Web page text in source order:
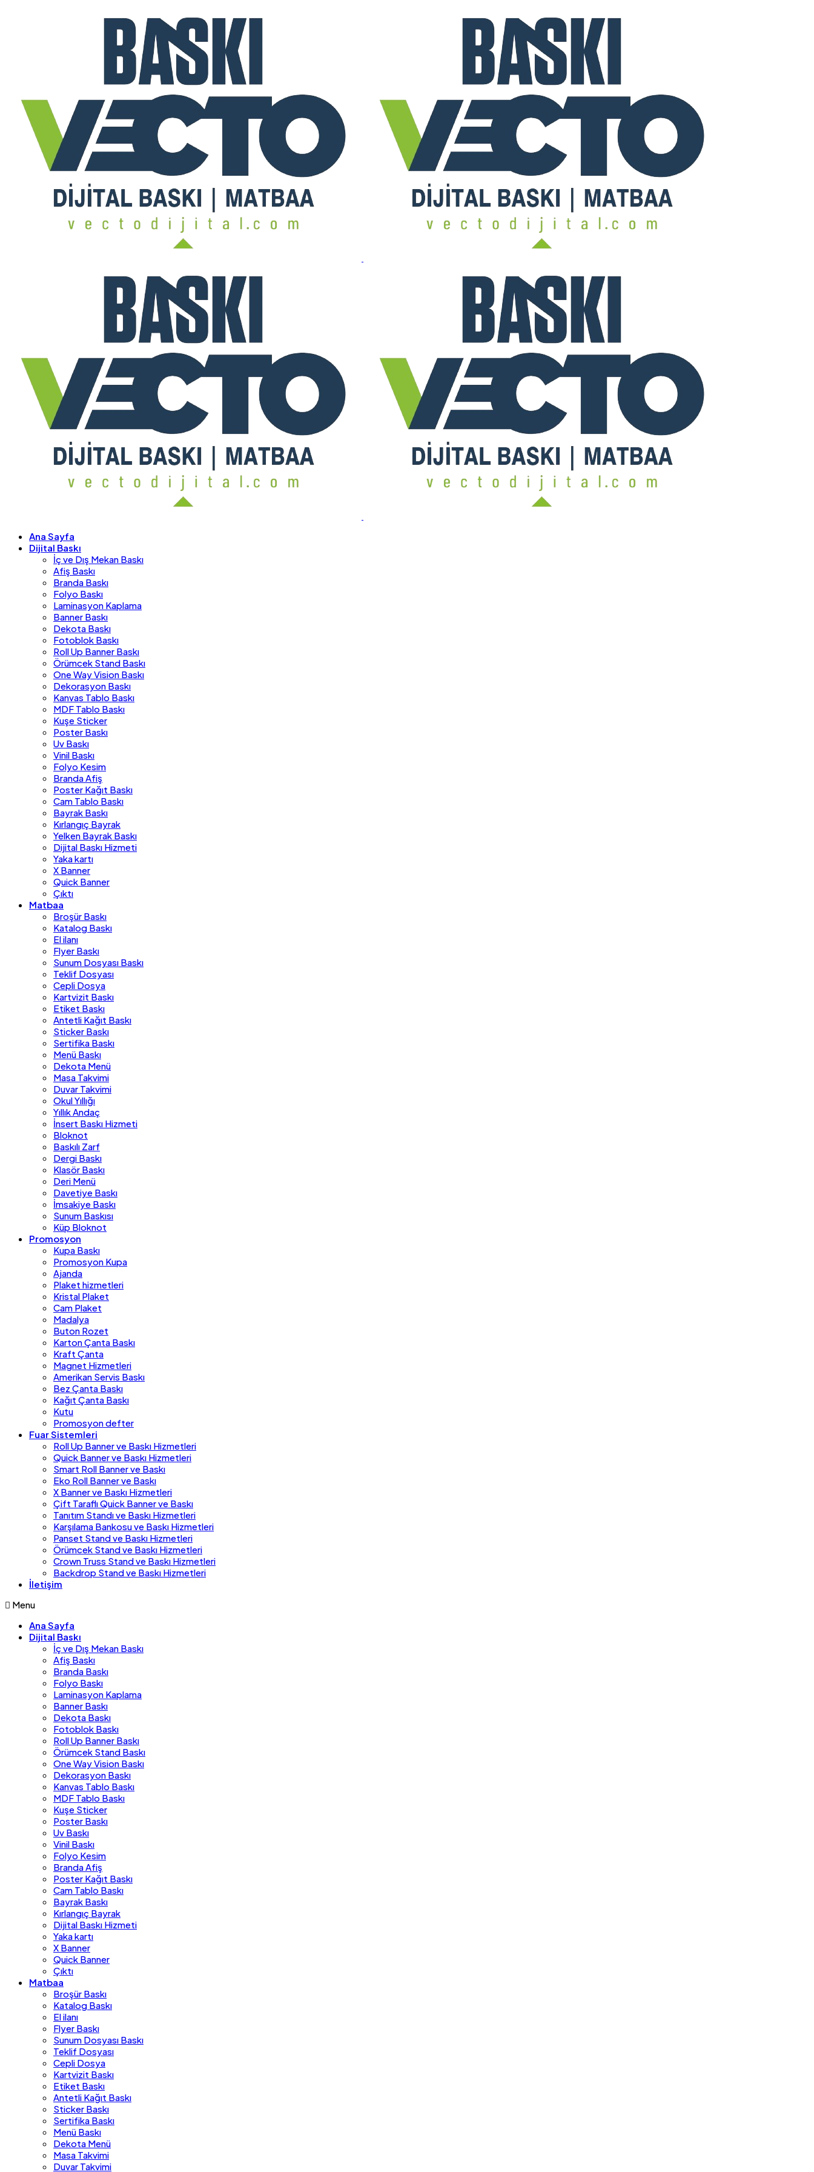
Ana Sayfa
Dijital Baskı
İç ve Dış Mekan Baskı
Afiş Baskı
Branda Baskı
Folyo Baskı
Laminasyon Kaplama
Banner Baskı
Dekota Baskı
Fotoblok Baskı
Roll Up Banner Baskı
Örümcek Stand Baskı
One Way Vision Baskı
Dekorasyon Baskı
Kanvas Tablo Baskı
MDF Tablo Baskı
Kuşe Sticker
Poster Baskı
Uv Baskı
Vinil Baskı
Folyo Kesim
Branda Afiş
Poster Kağıt Baskı
Cam Tablo Baskı
Bayrak Baskı
Kırlangıç Bayrak
Yelken Bayrak Baskı
Dijital Baskı Hizmeti
Yaka kartı
X Banner
Quick Banner
Çıktı
Matbaa
Broşür Baskı
Katalog Baskı
El ilanı
Flyer Baskı
Sunum Dosyası Baskı
Teklif Dosyası
Cepli Dosya
Kartvizit Baskı
Etiket Baskı
Antetli Kağıt Baskı
Sticker Baskı
Sertifika Baskı
Menü Baskı
Dekota Menü
Masa Takvimi
Duvar Takvimi
Okul Yıllığı
Yıllık Andaç
İnsert Baskı Hizmeti
Bloknot
Baskılı Zarf
Dergi Baskı
Klasör Baskı
Deri Menü
Davetiye Baskı
İmsakiye Baskı
Sunum Baskısı
Küp Bloknot
Promosyon
Kupa Baskı
Promosyon Kupa
Ajanda
Plaket hizmetleri
Kristal Plaket
Cam Plaket
Madalya
Buton Rozet
Karton Çanta Baskı
Kraft Çanta
Magnet Hizmetleri
Amerikan Servis Baskı
Bez Çanta Baskı
Kağıt Çanta Baskı
Kutu
Promosyon defter
Fuar Sistemleri
Roll Up Banner ve Baskı Hizmetleri
Quick Banner ve Baskı Hizmetleri
Smart Roll Banner ve Baskı
Eko Roll Banner ve Baskı
X Banner ve Baskı Hizmetleri
Çift Taraflı Quick Banner ve Baskı
Tanıtım Standı ve Baskı Hizmetleri
Karşılama Bankosu ve Baskı Hizmetleri
Panset Stand ve Baskı Hizmetleri
Örümcek Stand ve Baskı Hizmetleri
Crown Truss Stand ve Baskı Hizmetleri
Backdrop Stand ve Baskı Hizmetleri
İletişim
Menu
Ana Sayfa
Dijital Baskı
İç ve Dış Mekan Baskı
Afiş Baskı
Branda Baskı
Folyo Baskı
Laminasyon Kaplama
Banner Baskı
Dekota Baskı
Fotoblok Baskı
Roll Up Banner Baskı
Örümcek Stand Baskı
One Way Vision Baskı
Dekorasyon Baskı
Kanvas Tablo Baskı
MDF Tablo Baskı
Kuşe Sticker
Poster Baskı
Uv Baskı
Vinil Baskı
Folyo Kesim
Branda Afiş
Poster Kağıt Baskı
Cam Tablo Baskı
Bayrak Baskı
Kırlangıç Bayrak
Dijital Baskı Hizmeti
Yaka kartı
X Banner
Quick Banner
Çıktı
Matbaa
Broşür Baskı
Katalog Baskı
El ilanı
Flyer Baskı
Sunum Dosyası Baskı
Teklif Dosyası
Cepli Dosya
Kartvizit Baskı
Etiket Baskı
Antetli Kağıt Baskı
Sticker Baskı
Sertifika Baskı
Menü Baskı
Dekota Menü
Masa Takvimi
Duvar Takvimi